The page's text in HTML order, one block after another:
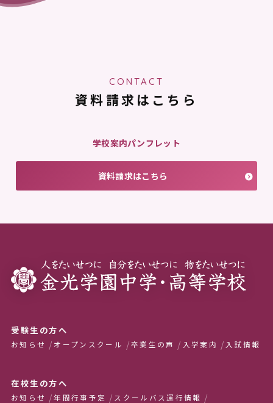
CONTACT
資料請求はこちら
学校案内パンフレット
資料請求はこちら
受験生の方へ
お知らせ オープンスクール 卒業生の声 入学案内 入試情報
在校生の方へ
お知らせ 年間行事予定 スクールバス運行情報